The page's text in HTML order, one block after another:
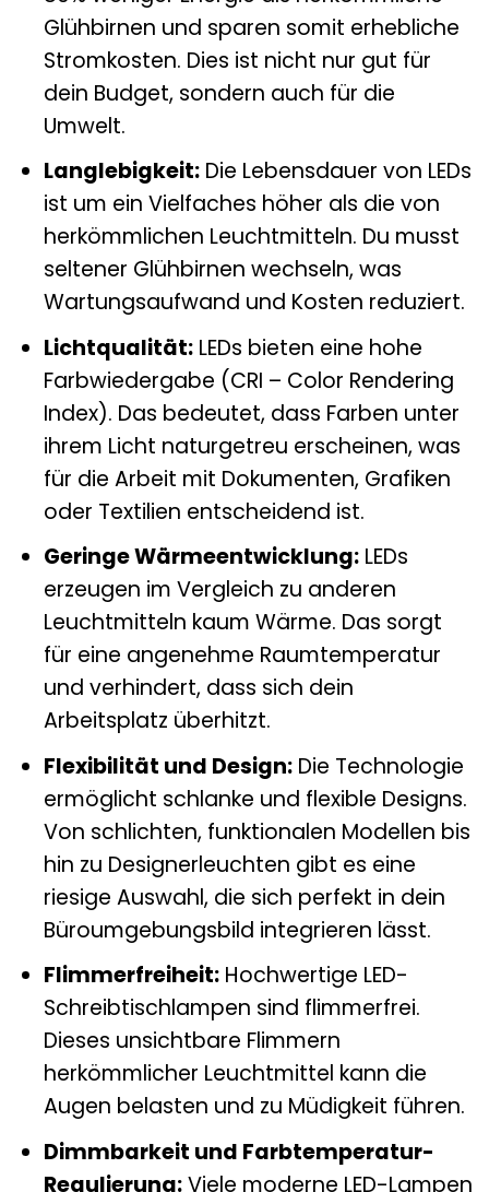
Glühbirnen und sparen somit erhebliche
Stromkosten. Dies ist nicht nur gut für
dein Budget, sondern auch für die
Umwelt.
Langlebigkeit:Die Lebensdauer von LEDs
ist um ein Vielfaches höher als die von
herkömmlichen Leuchtmitteln. Du musst
seltener Glühbirnen wechseln, was
Wartungsaufwand und Kosten reduziert.
Lichtqualität:LEDs bieten eine hohe
Farbwiedergabe (CRI – Color Rendering
Index). Das bedeutet, dass Farben unter
ihrem Licht naturgetreu erscheinen, was
für die Arbeit mit Dokumenten, Grafiken
oder Textilien entscheidend ist.
Geringe Wärmeentwicklung:LEDs
erzeugen im Vergleich zu anderen
Leuchtmitteln kaum Wärme. Das sorgt
für eine angenehme Raumtemperatur
und verhindert, dass sich dein
Arbeitsplatz überhitzt.
Flexibilität und Design:Die Technologie
ermöglicht schlanke und flexible Designs.
Von schlichten, funktionalen Modellen bis
hin zu Designerleuchten gibt es eine
riesige Auswahl, die sich perfekt in dein
Büroumgebungsbild integrieren lässt.
Flimmerfreiheit:Hochwertige LED-
Schreibtischlampen sind flimmerfrei.
Dieses unsichtbare Flimmern
herkömmlicher Leuchtmittel kann die
Augen belasten und zu Müdigkeit führen.
Dimmbarkeit und Farbtemperatur-
Regulierung:Viele moderne LED-Lampen